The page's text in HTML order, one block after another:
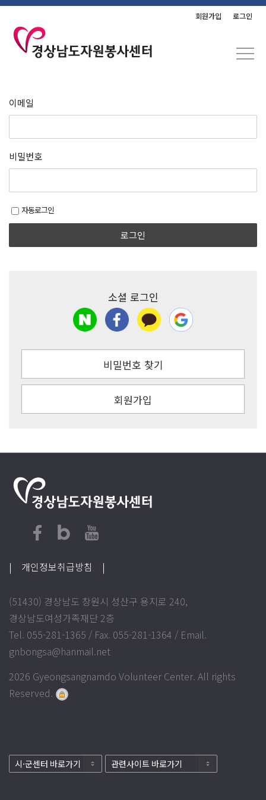
회원가입 로그인
이메일
비밀번호
자동로그인
로그인
소셜 로그인
비밀번호 찾기
회원가입
| 개인정보취급방침 |
(51430) 경상남도 창원시 성산구 용지로 240,
경상남도여성가족재단 2층
Tel. 055-281-1365 / Fax. 055-281-1364 / Email.
gnbongsa@hanmail.net
2026 Gyeongsangnamdo Volunteer Center. All rights
Reserved.